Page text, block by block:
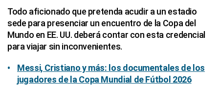
Todo aficionado que pretenda acudir a un estadio
sede para presenciar un encuentro de la Copa del
Mundo en EE. UU. deberá contar con esta credencial
para viajar sin inconvenientes.
Messi, Cristiano y más: los documentales de los
jugadores de la Copa Mundial de Fútbol 2026